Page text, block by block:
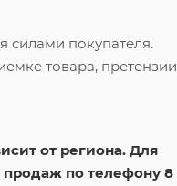
силами покупателя.
товара,
от региона. Для
продаж по телефону 8